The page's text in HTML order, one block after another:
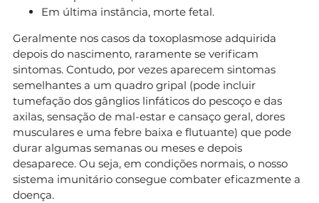
Em última instância, morte fetal.
Geralmente nos casos da toxoplasmose adquirida
depois do nascimento, raramente se verificam
sintomas. Contudo, por vezes aparecem sintomas
semelhantes a um quadro gripal (pode incluir
tumefação dos gânglios linfáticos do pescoço e das
axilas, sensação de mal-estar e cansaço geral, dores
musculares e uma febre baixa e flutuante) que pode
durar algumas semanas ou meses e depois
desaparece. Ou seja, em condições normais, o nosso
sistema imunitário consegue combater eficazmente a
doença.